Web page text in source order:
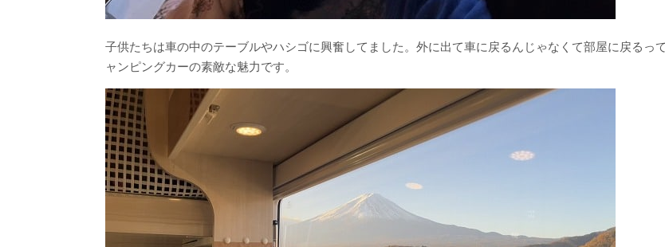
子供たちは車の中のテーブルやハシゴに興奮してました。外に出て車に戻るんじゃなくて部屋に戻るっ
ャンピングカーの素敵な魅力です。